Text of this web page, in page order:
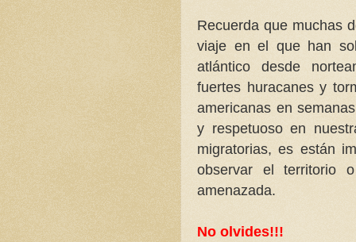
Recuerda que muchas
viaje en el que han
atlántico desde
fuertes huracanes y
americanas en
y respetuoso en
migratorias, es están
observar el territorio
amenazada.
No olvides!!!